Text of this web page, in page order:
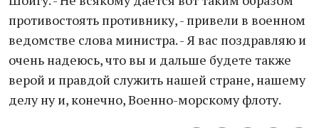
противостоять противнику, - привели в военном
ведомстве слова министра. - Я вас поздравляю и
очень надеюсь, что вы и дальше будете также
верой и правдой служить нашей стране, нашему
делу ну и, конечно, Военно-морскому флоту.